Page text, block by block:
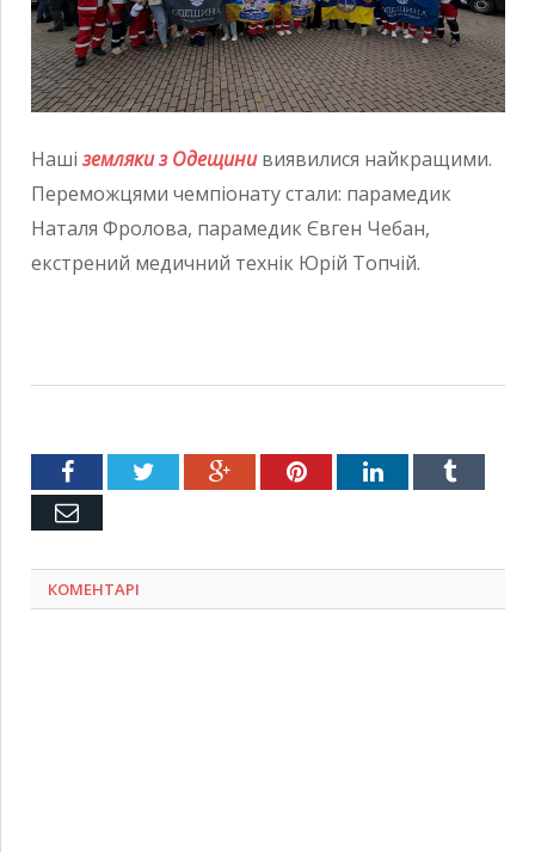
Наші земляки з Одещинивиявилися найкращими.
Переможцями чемпіонату стали: парамедик
Наталя Фролова, парамедик Євген Чебан,
екстрений медичний технік Юрій Топчій.
FacebookTwitter Google+PinterestLinkedInTumblr
Емейл
КОМЕНТАРІ